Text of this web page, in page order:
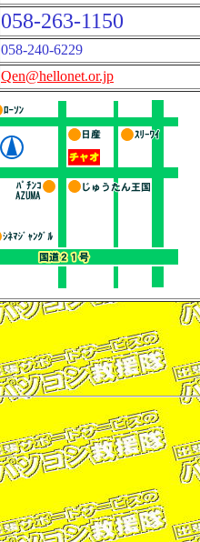
058-263-1150
058-240-6229
Qen@hellonet.or.jp